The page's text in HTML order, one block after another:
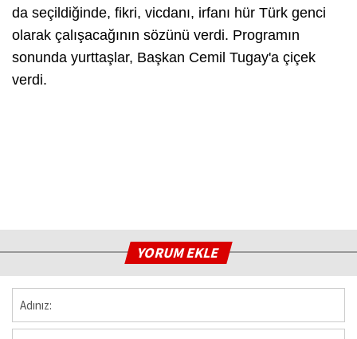
da seçildiğinde, fikri, vicdanı, irfanı hür Türk genci
olarak çalışacağının sözünü verdi. Programın
sonunda yurttaşlar, Başkan Cemil Tugay'a çiçek
verdi.
YORUM EKLE